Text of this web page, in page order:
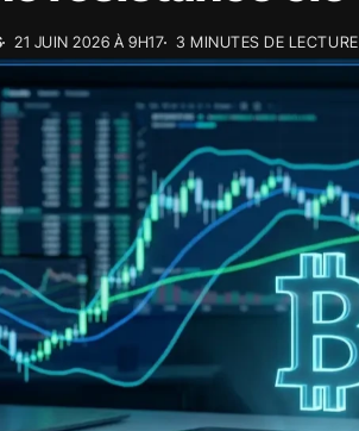
21 JUIN 2026 À 9H17 3 MINUTES DE LECTURE